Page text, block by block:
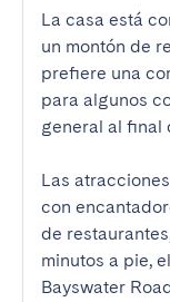
La casa está
un montón de
prefiere una
para algunos
general al final
Las
con
de
minutos a pie,
Bayswater